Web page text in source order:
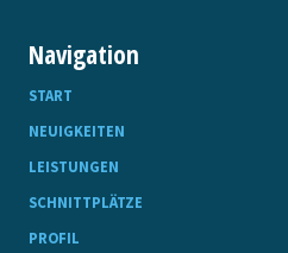
Navigation
START
NEUIGKEITEN
LEISTUNGEN
SCHNITTPLÄTZE
PROFIL